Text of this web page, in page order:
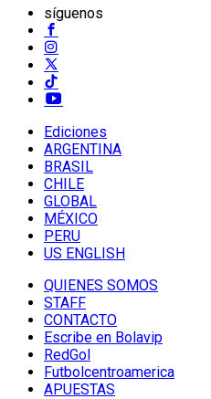
síguenos
Ediciones
ARGENTINA
BRASIL
CHILE
GLOBAL
MÉXICO
PERU
US ENGLISH
QUIENES SOMOS
STAFF
CONTACTO
Escribe en Bolavip
RedGol
Futbolcentroamerica
APUESTAS